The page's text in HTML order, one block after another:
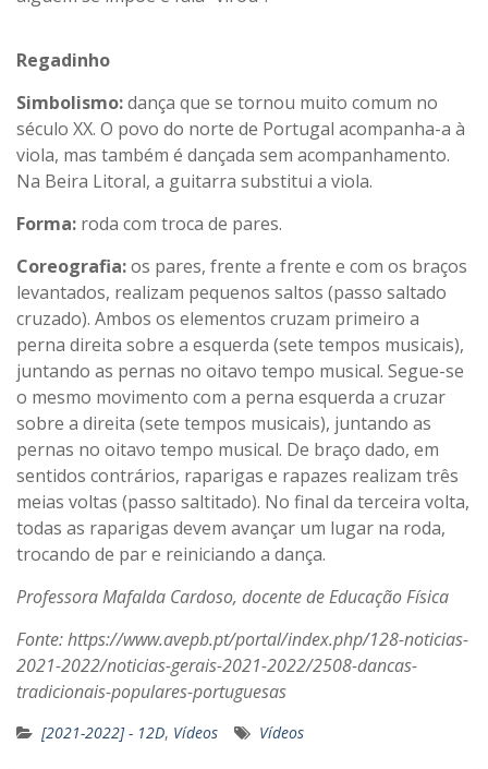
Regadinho
Simbolismo:dança que se tornou muito comum no
século XX. O povo do norte de Portugal acompanha-a à
viola, mas também é dançada sem acompanhamento.
Na Beira Litoral, a guitarra substitui a viola.
Forma: roda com troca de pares.
Coreografia:os pares, frente a frente e com os braços
levantados, realizam pequenos saltos (passo saltado
cruzado). Ambos os elementos cruzam primeiro a
perna direita sobre a esquerda (sete tempos musicais),
juntando as pernas no oitavo tempo musical. Segue-se
o mesmo movimento com a perna esquerda a cruzar
sobre a direita (sete tempos musicais), juntando as
pernas no oitavo tempo musical. De braço dado, em
sentidos contrários, raparigas e rapazes realizam três
meias voltas (passo saltitado). No final da terceira volta,
todas as raparigas devem avançar um lugar na roda,
trocando de par e reiniciando a dança.
Professora Mafalda Cardoso, docente de Educação Física
Fonte: https://www.avepb.pt/portal/index.php/128-noticias-
2021-2022/noticias-gerais-2021-2022/2508-dancas-
tradicionais-populares-portuguesas
[2021-2022] - 12D, Vídeos Vídeos